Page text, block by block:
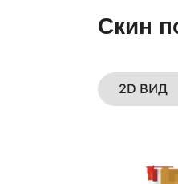
Скин
2D ВИД